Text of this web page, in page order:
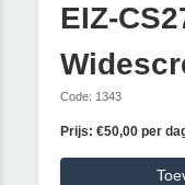
EIZ-
Code: 1343
Prijs: €50,00 per